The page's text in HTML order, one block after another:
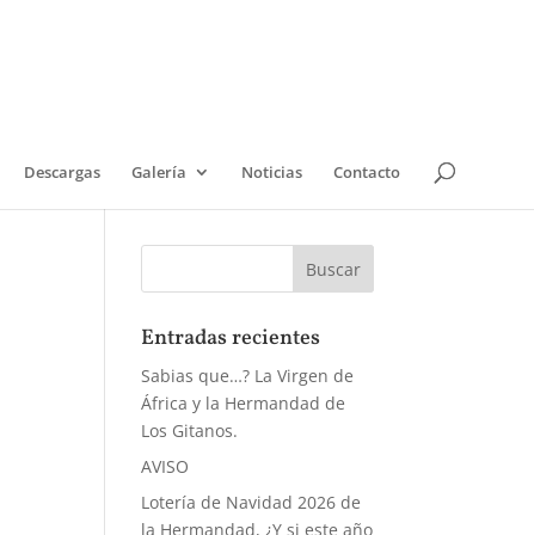
Descargas Galería Noticias Contacto
Entradas recientes
Sabias que…? La Virgen de
África y la Hermandad de
Los Gitanos.
AVISO
Lotería de Navidad 2026 de
la Hermandad, ¿Y si este año